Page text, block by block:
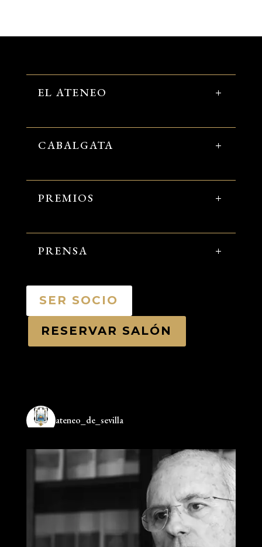
EL ATENEO
CABALGATA
PREMIOS
PRENSA
SER SOCIO
RESERVAR SALÓN
ateneo_de_sevilla